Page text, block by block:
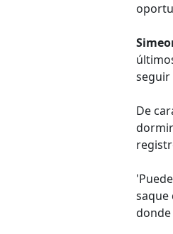
seguir
De
saque